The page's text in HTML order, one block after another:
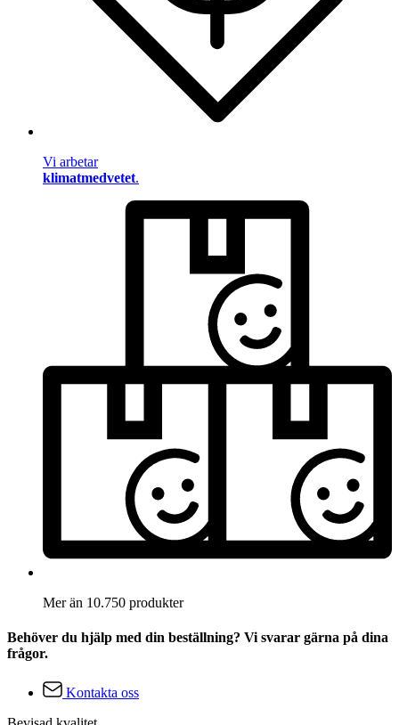
Vi arbetar
klimatmedvetet.
Mer än 10.750 produkter
Behöver du hjälp med din beställning? Vi svarar gärna på dina
frågor.
Kontakta oss